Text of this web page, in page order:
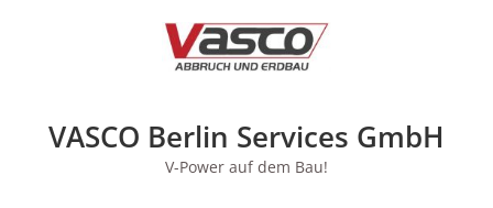
VASCO Berlin Services GmbH
V-Power auf dem Bau!